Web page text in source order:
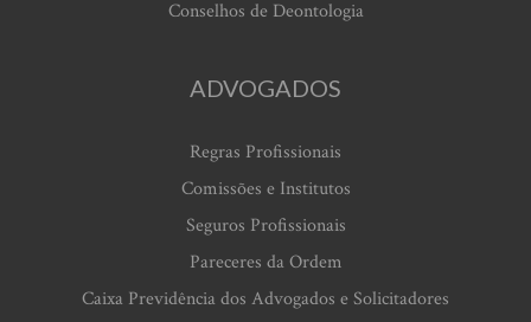
Conselhos de Deontologia
ADVOGADOS
Regras Profissionais
Comissões e Institutos
Seguros Profissionais
Pareceres da Ordem
Caixa Previdência dos Advogados e Solicitadores